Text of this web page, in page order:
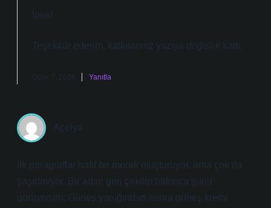
İpek!
Teşekkür ederim, katkılarınız yazıya doğallık kattı.
Ocak 7, 2026 Yanıtla
Açelya
İlk paragraflar hafif bir merak oluşturuyor, ama çok da
şaşırtmıyor. Bir adım geri çekilip bakınca şunu
görüyorum: Güneş yanığından sonra güneş kremi